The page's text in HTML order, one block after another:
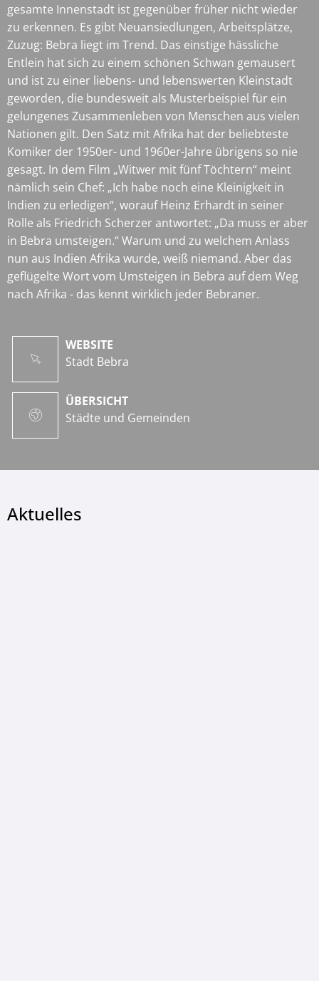
gesamte Innenstadt ist gegenüber früher nicht wieder
zu erkennen. Es gibt Neuansiedlungen, Arbeitsplätze,
Zuzug: Bebra liegt im Trend. Das einstige hässliche
Entlein hat sich zu einem schönen Schwan gemausert
und ist zu einer liebens- und lebenswerten Kleinstadt
geworden, die bundesweit als Musterbeispiel für ein
gelungenes Zusammenleben von Menschen aus vielen
Nationen gilt. Den Satz mit Afrika hat der beliebteste
Komiker der 1950er- und 1960er-Jahre übrigens so nie
gesagt. In dem Film „Witwer mit fünf Töchtern“ meint
nämlich sein Chef: „Ich habe noch eine Kleinigkeit in
Indien zu erledigen“, worauf Heinz Erhardt in seiner
Rolle als Friedrich Scherzer antwortet: „Da muss er aber
in Bebra umsteigen.“ Warum und zu welchem Anlass
nun aus Indien Afrika wurde, weiß niemand. Aber das
geflügelte Wort vom Umsteigen in Bebra auf dem Weg
nach Afrika - das kennt wirklich jeder Bebraner.
WEBSITE
Stadt Bebra
ÜBERSICHT
Städte und Gemeinden
Aktuelles